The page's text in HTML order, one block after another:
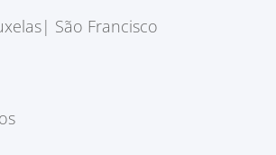
São Francisco